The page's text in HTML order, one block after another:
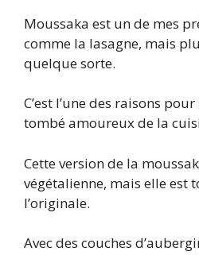
Moussaka est un de mes
comme la lasagne, mais
quelque sorte.
C’est l’une des raisons
tombé amoureux de la
Cette version de la
végétalienne, mais elle est
l’originale.
Avec des couches